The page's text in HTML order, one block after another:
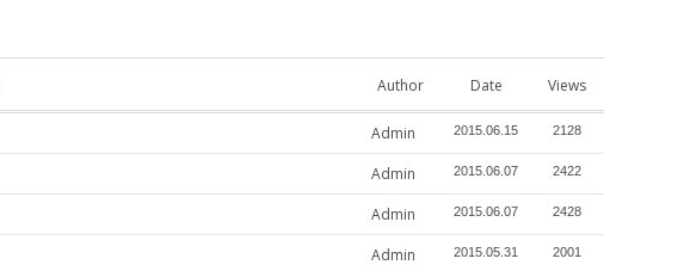
Author Date Views
Admin 2015.06.15 2128
Admin 2015.06.07 2422
Admin 2015.06.07 2428
Admin 2015.05.31 2001